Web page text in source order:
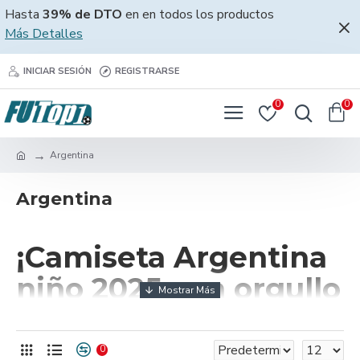
Hasta 39% de DTO en en todos los productos
Más Detalles
INICIAR SESIÓN REGISTRARSE
0 0
Argentina
Argentina
¡Camiseta Argentina
niño 2025 con orgullo
0